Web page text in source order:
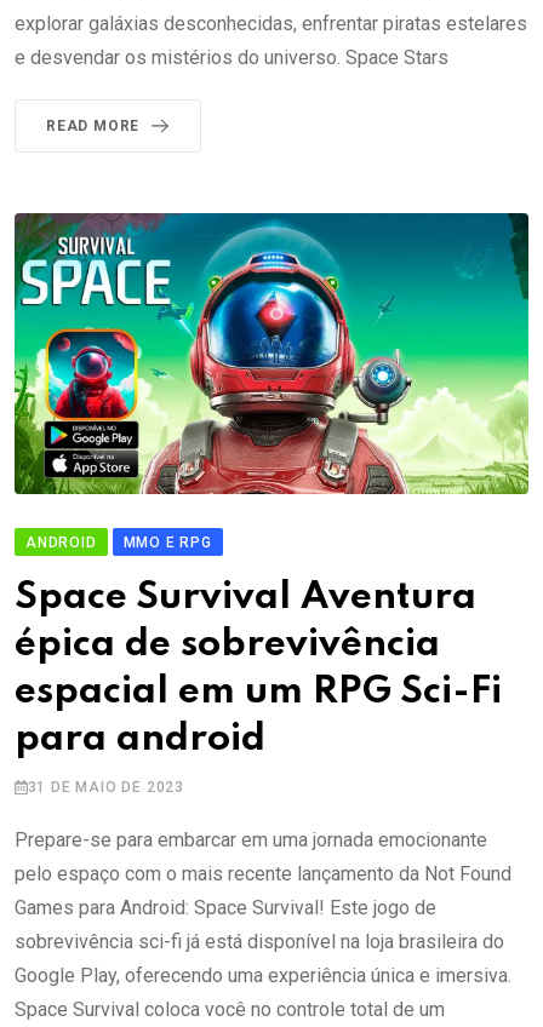
explorar galáxias desconhecidas, enfrentar piratas estelares
e desvendar os mistérios do universo. Space Stars
READ MORE
ANDROID MMO E RPG
Space Survival Aventura
épica de sobrevivência
espacial em um RPG Sci-Fi
para android
31 DE MAIO DE 2023
Prepare-se para embarcar em uma jornada emocionante
pelo espaço com o mais recente lançamento da Not Found
Games para Android: Space Survival! Este jogo de
sobrevivência sci-fi já está disponível na loja brasileira do
Google Play, oferecendo uma experiência única e imersiva.
Space Survival coloca você no controle total de um